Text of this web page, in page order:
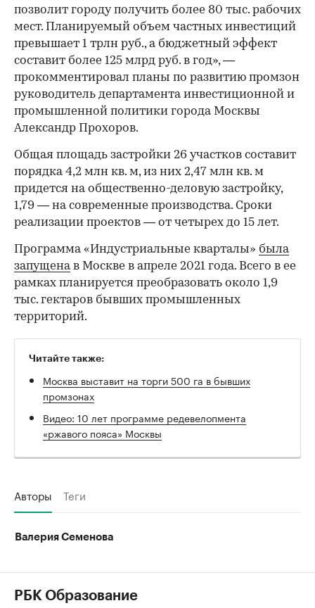
00:00 / 00:00
позволит городу получить более 80 тыс. рабочих
мест. Планируемый объем частных инвестиций
превышает 1 трлн руб., а бюджетный эффект
составит более 125 млрд руб. в год», —
прокомментировал планы по развитию промзон
руководитель департамента инвестиционной и
промышленной политики города Москвы
Александр Прохоров.
Общая площадь застройки 26 участков составит
порядка 4,2 млн кв. м, из них 2,47 млн кв. м
придется на общественно-деловую застройку,
1,79 — на современные производства. Сроки
реализации проектов — от четырех до 15 лет.
Программа «Индустриальные кварталы» была
запущенав Москве в апреле 2021 года. Всего в ее
рамках планируется преобразовать около 1,9
тыс. гектаров бывших промышленных
территорий.
Читайте также:
Москва выставит на торги 500 га в бывших
промзонах
Видео: 10 лет программе редевелопмента
«ржавого пояса» Москвы
Авторы Теги
Валерия Семенова
РБК Образование